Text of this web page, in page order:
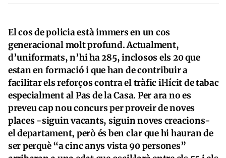
El cos de policia està immers en un cos
generacional molt profund. Actualment,
d’uniformats, n’hi ha 285, inclosos els 20 que
estan en formació i que han de contribuir a
facilitar els reforços contra el tràfic il·lícit de tabac
especialment al Pas de la Casa. Per ara no es
preveu cap nou concurs per proveir de noves
places -siguin vacants, siguin noves creacions-
el departament, però és ben clar que hi hauran de
ser perquè “a cinc anys vista 90 persones”